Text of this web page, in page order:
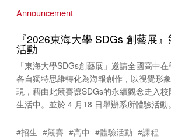
Announcement
『2026東海大學 SDGs 創藝展
活動
「東海大學SDGs創藝展」邀請全國高中
各自獨特思維轉化為海報創作，以視覺形
現，藉由此競賽讓SDGs的永續觀念走入
生活中。並於 4 月18 日舉辦系所體驗活動。
#招生 #競賽 #高中 #體驗活動 #課程